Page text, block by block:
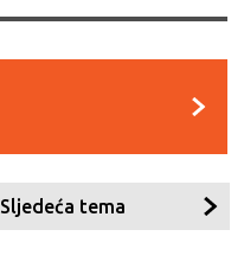
Sljedeća tema